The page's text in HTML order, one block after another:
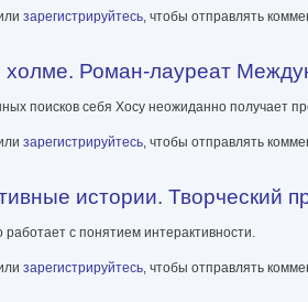
[litres]
зарегистрируйтесь, чтобы отправлять
холме. Роман-лауреат
поисков себя Хосу неожиданно получает
холме. Роман-лауреат Международной
зарегистрируйтесь, чтобы отправлять
истории. Творческий
работает с понятием интерактивности.
истории. Творческий процесс на
зарегистрируйтесь, чтобы отправлять